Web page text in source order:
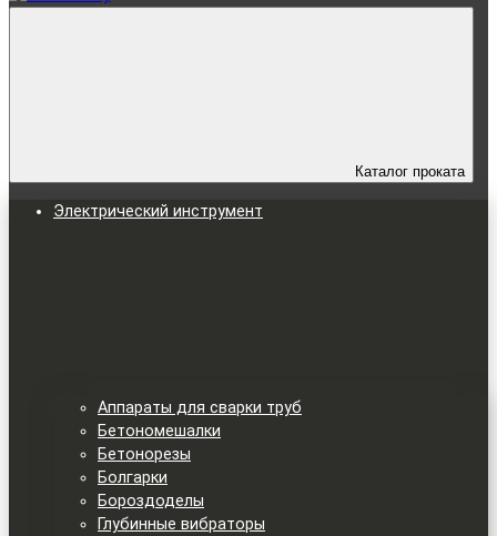
Каталог проката
Электрический инструмент
Аппараты для сварки труб
Бетономешалки
Бетонорезы
Болгарки
Бороздоделы
Глубинные вибраторы